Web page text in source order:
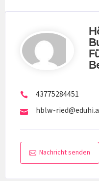
43775284451
hblw-
Nachricht senden